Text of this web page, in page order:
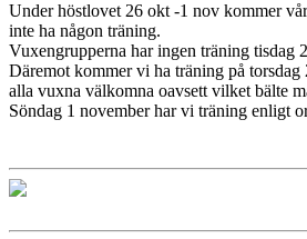
Under höstlovet 26 okt -1 nov kommer
inte ha någon träning.
Vuxengrupperna har ingen träning tisdag
Däremot kommer vi ha träning på
alla vuxna välkomna oavsett vilket bälte
Söndag 1 november har vi träning enligt